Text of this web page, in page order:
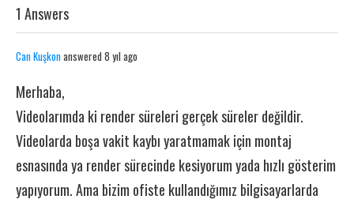
1 Answers
Can Kuşkonanswered 8 yıl ago
Merhaba,
Videolarımda ki render süreleri gerçek süreler değildir.
Videolarda boşa vakit kaybı yaratmamak için montaj
esnasında ya render sürecinde kesiyorum yada hızlı gösterim
yapıyorum. Ama bizim ofiste kullandığımız bilgisayarlarda